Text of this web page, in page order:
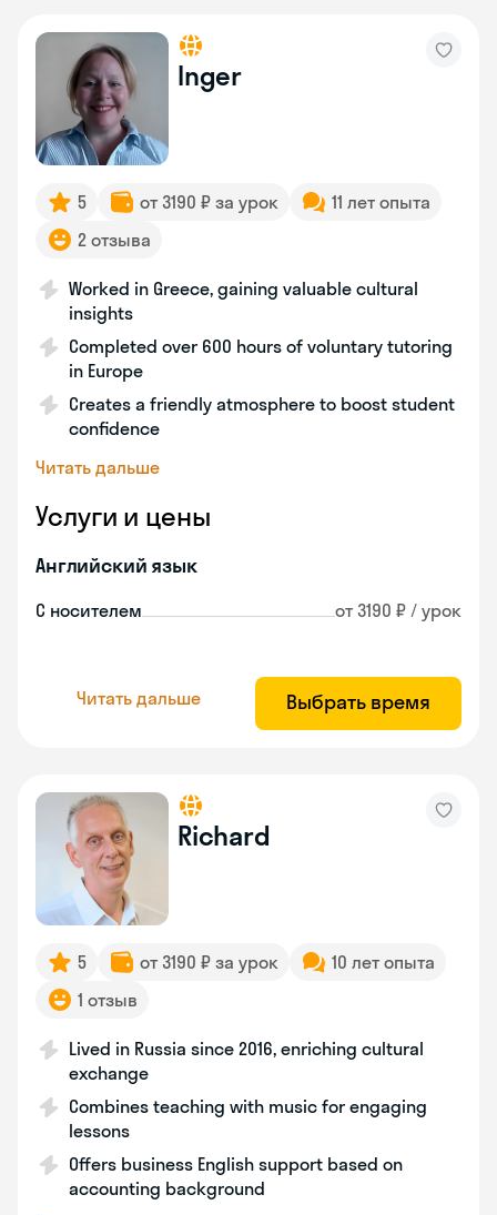
Inger
5 от 3190 ₽ за урок
11 лет опыта
2 отзыва
Worked in Greece, gaining valuable cultural
insights
Completed over 600 hours of voluntary tutoring
in Europe
Creates a friendly atmosphere to boost student
confidence
Читать дальше
Услуги и цены
Английский язык
С носителем от 3190 ₽ / урок
Читать дальше Выбрать время
Richard
5 от 3190 ₽ за урок
10 лет опыта
1 отзыв
Lived in Russia since 2016, enriching cultural
exchange
Combines teaching with music for engaging
lessons
Offers business English support based on
accounting background